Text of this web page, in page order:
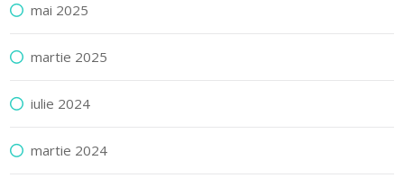
mai 2025
martie 2025
iulie 2024
martie 2024